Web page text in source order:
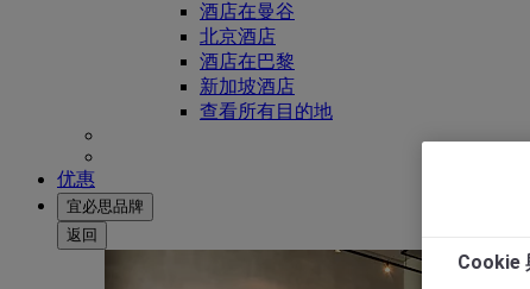
酒店在曼谷
北京酒店
酒店在巴黎
新加坡酒店
查看所有目的地
优惠
宜必思品牌
返回
Cookie